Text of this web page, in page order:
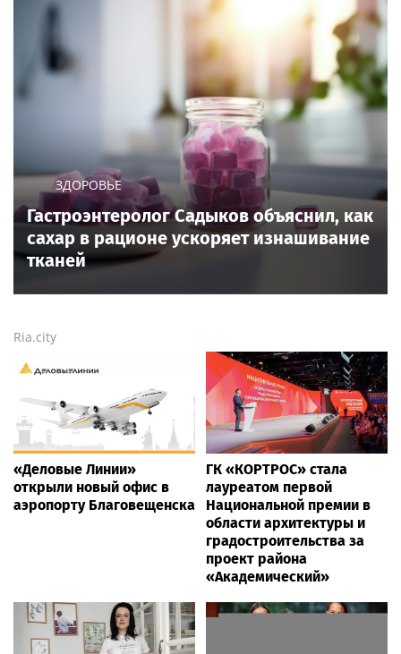
ЗДОРОВЬЕ
Гастроэнтеролог Садыков объяснил, как
сахар в рационе ускоряет изнашивание
тканей
Ria.city
«Деловые Линии»
открыли новый офис в
аэропорту Благовещенска
ГК «КОРТРОС» стала
лауреатом первой
Национальной премии в
области архитектуры и
градостроительства за
проект района
«Академический»